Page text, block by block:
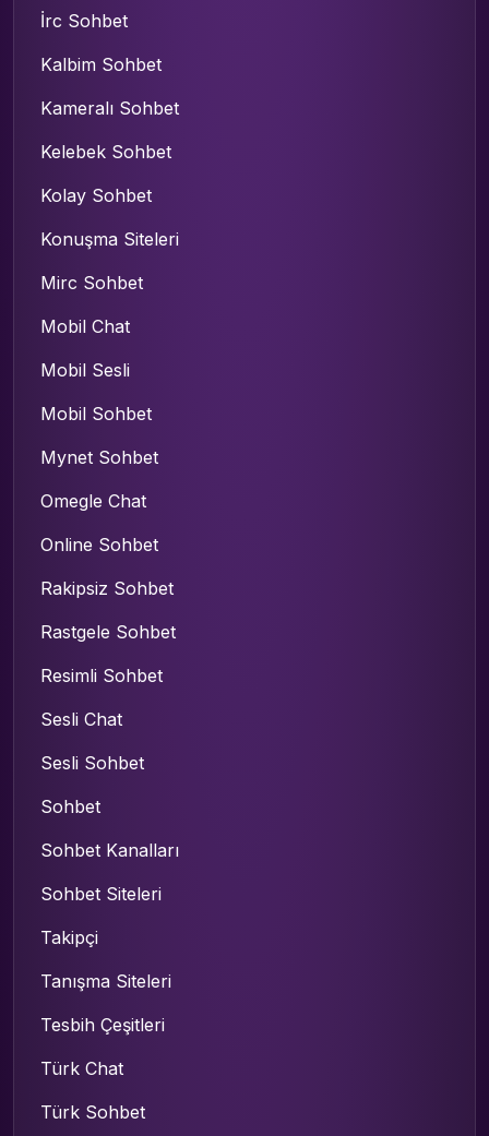
İrc Sohbet
Kalbim Sohbet
Kameralı Sohbet
Kelebek Sohbet
Kolay Sohbet
Konuşma Siteleri
Mirc Sohbet
Mobil Chat
Mobil Sesli
Mobil Sohbet
Mynet Sohbet
Omegle Chat
Online Sohbet
Rakipsiz Sohbet
Rastgele Sohbet
Resimli Sohbet
Sesli Chat
Sesli Sohbet
Sohbet
Sohbet Kanalları
Sohbet Siteleri
Takipçi
Tanışma Siteleri
Tesbih Çeşitleri
Türk Chat
Türk Sohbet